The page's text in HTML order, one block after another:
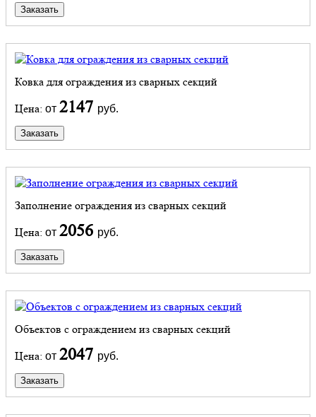
Заказать
Ковка для ограждения из сварных секций
Цена: от 2147 руб.
Заказать
Заполнение ограждения из сварных секций
Цена: от 2056 руб.
Заказать
Объектов с ограждением из сварных секций
Цена: от 2047 руб.
Заказать